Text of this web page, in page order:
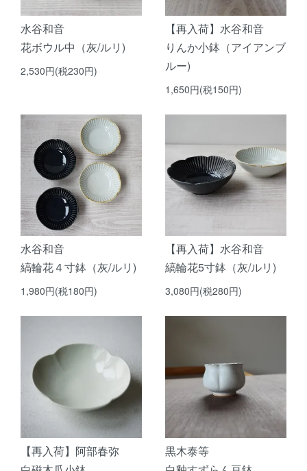
水谷和音
花ボウル中（灰/ルリ)
2,530円(税230円)
【再入荷】水谷和音
りんか小鉢（アイアンブ
ルー)
1,650円(税150円)
水谷和音
縞輪花４寸鉢（灰/ルリ)
1,980円(税180円)
【再入荷】水谷和音
縞輪花5寸鉢（灰/ルリ)
3,080円(税280円)
【再入荷】阿部春弥
黒木泰等